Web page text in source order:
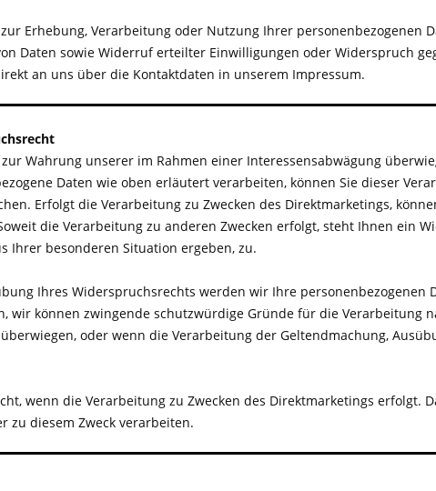
zur Erhebung, Verarbeitung oder Nutzung Ihrer personenbezogenen
Daten sowie Widerruf erteilter Einwilligungen oder Widerspruch
an uns über die Kontaktdaten in unserem Impressum.
Wahrung unserer im Rahmen einer Interessensabwägung
Daten wie oben erläutert verarbeiten, können Sie dieser
Erfolgt die Verarbeitung zu Zwecken des Direktmarketings,
die Verarbeitung zu anderen Zwecken erfolgt, steht Ihnen ein
Ihrer besonderen Situation ergeben, zu.
Ihres Widerspruchsrechts werden wir Ihre personenbezogenen
wir können zwingende schutzwürdige Gründe für die Verarbeitung
oder wenn die Verarbeitung der Geltendmachung,
wenn die Verarbeitung zu Zwecken des Direktmarketings erfolgt.
zu diesem Zweck verarbeiten.